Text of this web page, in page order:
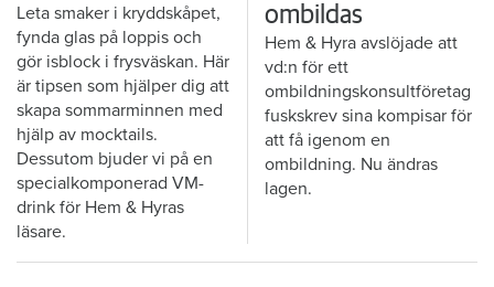
Leta smaker i kryddskåpet,
fynda glas på loppis och
gör isblock i frysväskan. Här
är tipsen som hjälper dig att
skapa sommarminnen med
hjälp av mocktails.
Dessutom bjuder vi på en
specialkomponerad VM-
drink för Hem & Hyras
läsare.
ombildas
Hem & Hyra avslöjade att
vd:n för ett
ombildningskonsultföretag
fuskskrev sina kompisar för
att få igenom en
ombildning. Nu ändras
lagen.